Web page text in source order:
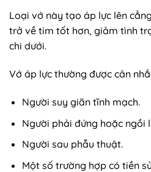
Loại vớ này tạo áp lực lên
trở về tim tốt hơn, giảm tình
chi dưới.
Vớ áp lực thường được cân
Người suy giãn tĩnh mạch.
Người phải đứng hoặc ngồi
Người sau phẫu thuật.
Một số trường hợp có tiền